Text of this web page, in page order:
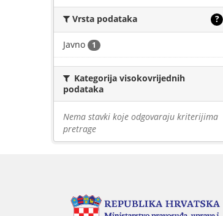
Vrsta podataka ?
Javno 1
Kategorija visokovrijednih
podataka
Nema stavki koje odgovaraju kriterijima
pretrage